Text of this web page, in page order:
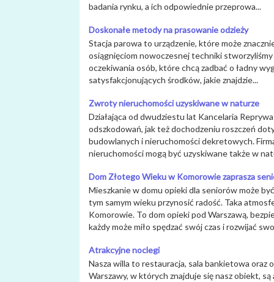
badania rynku, a ich odpowiednie przeprowa...
Doskonałe metody na prasowanie odzieży
Stacja parowa to urządzenie, które może
osiągnięciom nowoczesnej techniki
oczekiwania osób, które chcą zadbać o ładny
satysfakcjonujących środków, jakie znajdzie...
Zwroty nieruchomości uzyskiwane w naturze
Działająca od dwudziestu lat Kancelaria
odszkodowań, jak też dochodzeniu roszczeń
budowlanych i nieruchomości dekretowych.
nieruchomości mogą być uzyskiwane także w
Dom Złotego Wieku w Komorowie zaprasza
Mieszkanie w domu opieki dla seniorów może
tym samym wieku przynosić radość. Taka
Komorowie. To dom opieki pod Warszawą,
każdy może miło spędzać swój czas i rozwijać
Atrakcyjne noclegi
Nasza willa to restauracja, sala bankietowa
Warszawy, w których znajduje się nasz obiekt,